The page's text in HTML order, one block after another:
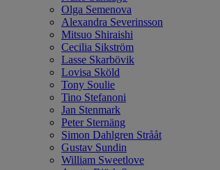
Olga Semenova
Alexandra Severinsson
Mitsuo Shiraishi
Cecilia Sikström
Lasse Skarbövik
Lovisa Sköld
Tony Soulie
Tino Stefanoni
Jan Stenmark
Peter Sternäng
Simon Dahlgren Strååt
Gustav Sundin
William Sweetlove